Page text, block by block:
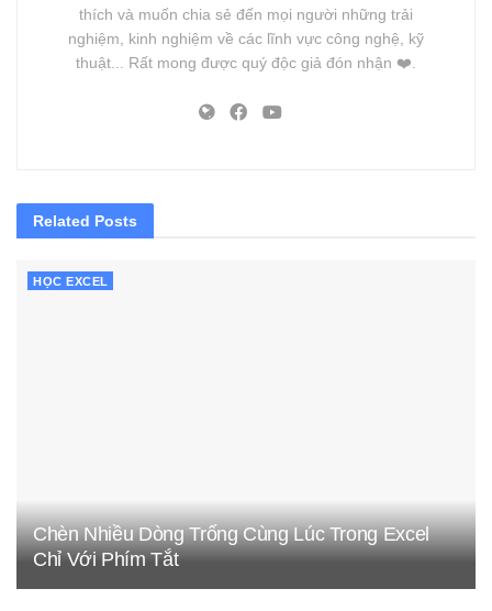
thích và muốn chia sẻ đến mọi người những trải
nghiệm, kinh nghiệm về các lĩnh vực công nghệ, kỹ
thuật... Rất mong được quý độc giả đón nhận ❤️.
Related Posts
HỌC EXCEL
Chèn Nhiều Dòng Trống Cùng Lúc Trong Excel
Chỉ Với Phím Tắt